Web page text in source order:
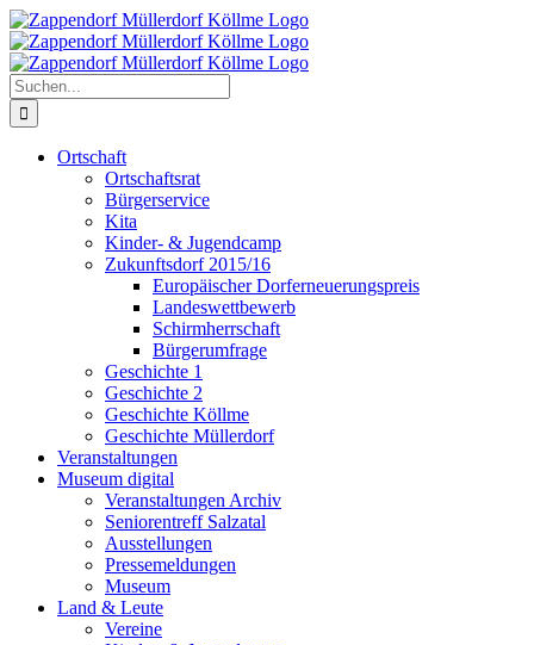
Zum
Inhalt
springen
Suche
nach:
Ortschaft
Ortschaftsrat
Bürgerservice
Kita
Kinder- & Jugendcamp
Zukunftsdorf 2015/16
Europäischer Dorferneuerungspreis
Landeswettbewerb
Schirmherrschaft
Bürgerumfrage
Geschichte 1
Geschichte 2
Geschichte Köllme
Geschichte Müllerdorf
Veranstaltungen
Museum digital
Veranstaltungen Archiv
Seniorentreff Salzatal
Ausstellungen
Pressemeldungen
Museum
Land & Leute
Vereine